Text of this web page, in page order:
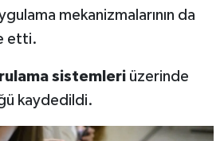
mekanizmalarının da
etti.
sistemleriüzerinde
kaydedildi.